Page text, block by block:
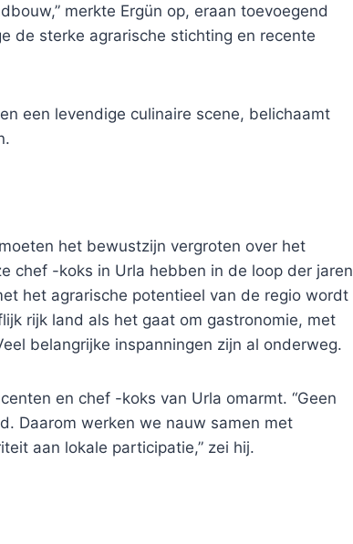
merkte Ergün op, eraan toevoegend
de sterke agrarische stichting en recente
een levendige culinaire scene, belichaamt
het bewustzijn vergroten over het
chef -koks in Urla hebben in de loop der jaren
het agrarische potentieel van de regio wordt
rijk land als het gaat om gastronomie, met
belangrijke inspanningen zijn al onderweg.
en chef -koks van Urla omarmt. “Geen
Daarom werken we nauw samen met
aan lokale participatie,” zei hij.